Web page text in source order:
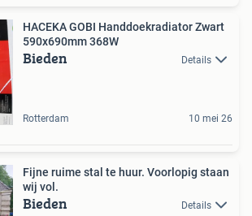
HACEKA GOBI Handdoekradiator Zwart
590x690mm 368W
Bieden Details
Rotterdam 10 mei 26
Fijne ruime stal te huur. Voorlopig staan
wij vol.
Bieden Details